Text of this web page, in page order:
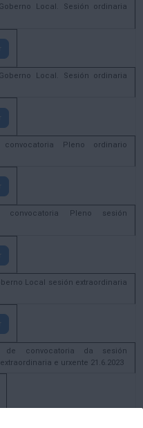
Goberno Local. Sesión ordinaria
Goberno Local. Sesión ordinaria
convocatoria Pleno ordinario
convocatoria Pleno sesión
Local sesión extraordinaria
de convocatoria da sesión
e urxente 21.6.2023